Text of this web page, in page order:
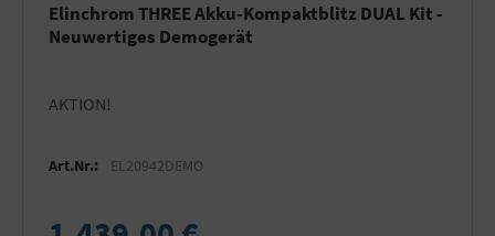
Elinchrom THREE Akku-Kompaktblitz DUAL Kit -
Neuwertiges Demogerät
AKTION!
Art.Nr.: EL20942DEMO